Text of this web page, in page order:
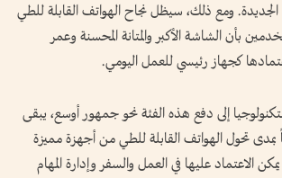
ومع ذلك، سيظل نجاح الهواتف القابلة للطي
بأن الشاشة الأكبر والمتانة المحسنة وعمر
كجهاز رئيسي للعمل اليومي.
إلى دفع هذه الفئة نحو جمهور أوسع، يبقى
بمدى تحول الهواتف القابلة للطي من أجهزة مميزة
الاعتماد عليها في العمل والسفر وإدارة المهام